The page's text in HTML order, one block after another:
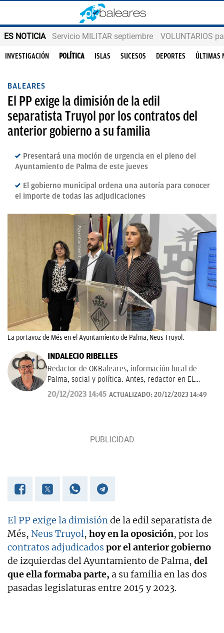
ES NOTICIA Servicio MILITAR septiembre VOLUNTARIOS
INVESTIGACIÓN POLÍTICA ISLAS SUCESOS DEPORTES ÚLTIMAS
BALEARES
El PP exige la dimisión de la edil
separatista Truyol por los contratos del
anterior gobierno a su familia
Presentará una moción de urgencia en el pleno del
Ayuntamiento de Palma de este jueves
El gobierno municipal ordena una autoría para conocer
el importe de todas las adjudicaciones
La portavoz de Més en el Ayuntamiento de Palma, Neus Truyol.
INDALECIO RIBELLES
Redactor de OKBaleares, información local de
Palma, social y política. Antes, redactor en EL
MUNDO/ Baleares durante 20 años.
20/12/2023 14:45 ACTUALIZADO: 20/12/2023 14:49
El PP exige la dimisiónde la edil separatista de
Més, Neus Truyol, hoy en la oposición, por los
contratos adjudicados por el anterior gobierno
de izquierdas del Ayuntamiento de Palma, del
que ella formaba parte, a su familia en las dos
pasadas legislaturas entre 2015 y 2023.